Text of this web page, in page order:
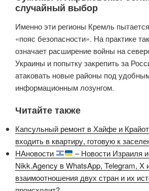
случайный выбор
Именно эти регионы Кремль
«пояс безопасности». На практике
означает расширение войны на
Украины и попытку закрепить за
атаковать новые районы под
информационным лозунгом.
Читайте также
Капсульный ремонт в Хайфе и
входить в квартиру, готовую к
НАновости
– Новости Израиля
Nikk.Agency в WhatsApp, Telegram,
взаимоотношения двух стран и их